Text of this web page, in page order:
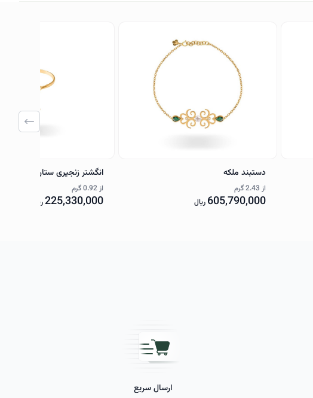
دستبند ملکه
از 2.43 گرم
605,790,000 ریال
انگشتر زنجیری ستاره
از0.92 گرم
225,330,000ریال
ارسال سریع